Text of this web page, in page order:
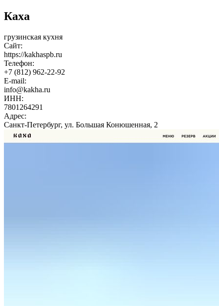
Каха
грузинская кухня
Сайт:
https://kakhaspb.ru
Телефон:
+7 (812) 962-22-92
E-mail:
info@kakha.ru
ИНН:
7801264291
Адрес:
Санкт-Петербург, ул. Большая Конюшенная, 2